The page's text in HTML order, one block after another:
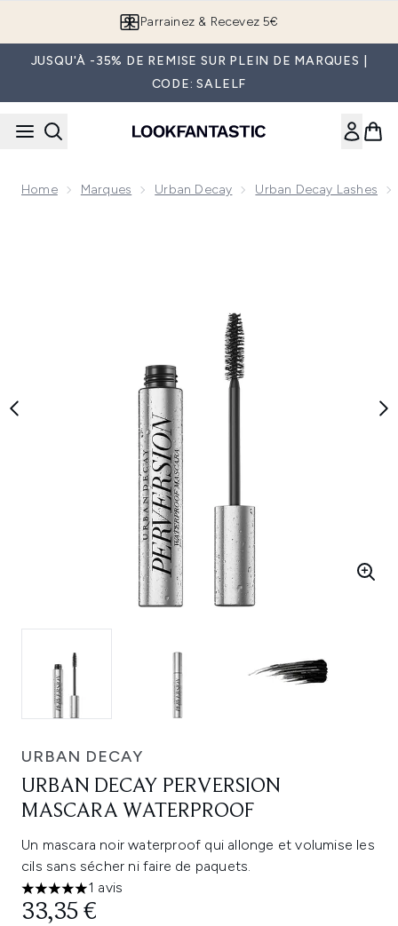
Parrainez & Recevez 5€
JUSQU'À -35% DE REMISE SUR PLEIN DE MARQUES |
CODE: SALELF
Home Marques Urban Decay Urban Decay Lashes
URBAN DECAY
URBAN DECAY PERVERSION
MASCARA WATERPROOF
Un mascara noir waterproof qui allonge et volumise les
cils sans sécher ni faire de paquets.
5 étoiles sur un maximum de 5
1 avis
33,35 €